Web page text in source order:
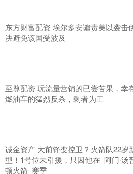
东方财富配资 埃尔多安谴责美以袭击
决避免该国受波及
至尊配资 玩流量营销的已尝苦果，幸
燃油车的猛烈反杀，剩者为王
诚金资产 大前锋变控卫？火箭队22岁
型！1号位未引援，只因他在_阿门·汤
顿火箭_赛季